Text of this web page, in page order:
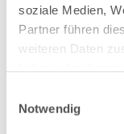
soziale Medien,
Partner führen
weiteren Daten
Notwendig